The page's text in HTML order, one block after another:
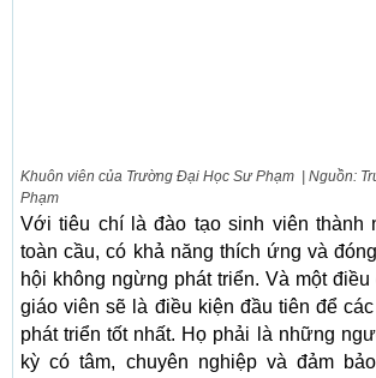
Khuôn viên của Trường Đại Học Sư Phạm | Nguồn:
Phạm
Với tiêu chí là đào tạo sinh viên thành
toàn cầu, có khả năng thích ứng và
hội không ngừng phát triển. Và một điều
giáo viên sẽ là điều kiện đầu tiên để
phát triển tốt nhất. Họ phải là những
kỳ có tâm, chuyên nghiệp và đảm